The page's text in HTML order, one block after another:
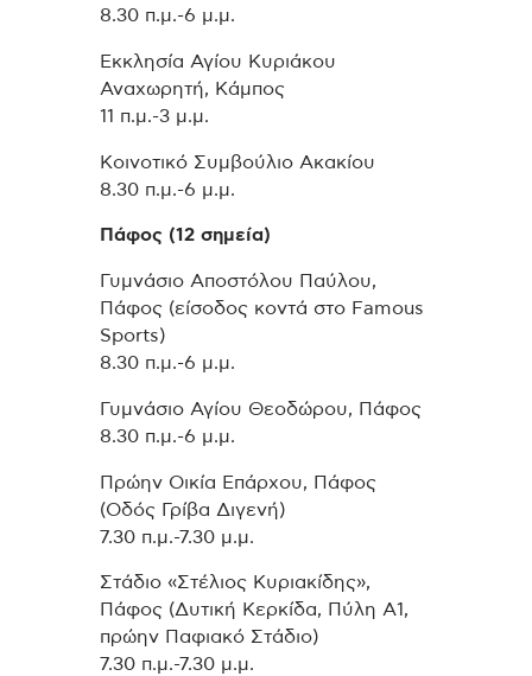
8.30 π.μ.-6 μ.μ.
Εκκλησία Αγίου Κυριάκου
Αναχωρητή, Κάμπος
11 π.μ.-3 μ.μ.
Κοινοτικό Συμβούλιο Ακακίου
8.30 π.μ.-6 μ.μ.
Πάφος (12 σημεία)
Γυμνάσιο Αποστόλου Παύλου,
Πάφος (είσοδος κοντά στο Famous
Sports)
8.30 π.μ.-6 μ.μ.
Γυμνάσιο Αγίου Θεοδώρου, Πάφος
8.30 π.μ.-6 μ.μ.
Πρώην Οικία Επάρχου, Πάφος
(Οδός Γρίβα Διγενή)
7.30 π.μ.-7.30 μ.μ.
Στάδιο «Στέλιος Κυριακίδης»,
Πάφος (Δυτική Κερκίδα, Πύλη Α1,
πρώην Παφιακό Στάδιο)
7.30 π.μ.-7.30 μ.μ.